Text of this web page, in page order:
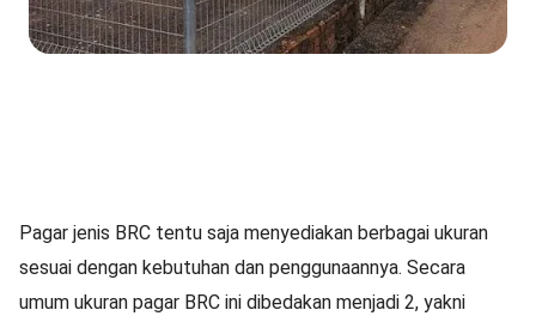
Pagar jenis BRC tentu saja menyediakan berbagai ukuran
sesuai dengan kebutuhan dan penggunaannya. Secara
umum ukuran pagar BRC ini dibedakan menjadi 2, yakni